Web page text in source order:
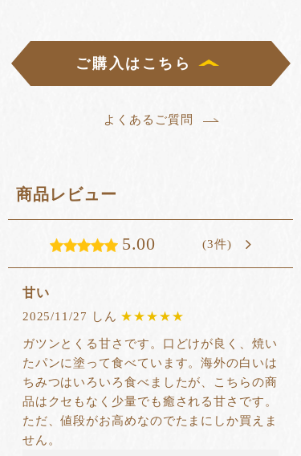
ご購入はこちら
よくあるご質問
商品レビュー
5.00 (3件)
甘い
2025/11/27 しん ★★★★★
ガツンとくる甘さです。口どけが良く、焼い
たパンに塗って食べています。海外の白いは
ちみつはいろいろ食べましたが、こちらの商
品はクセもなく少量でも癒される甘さです。
ただ、値段がお高めなのでたまにしか買えま
せん。